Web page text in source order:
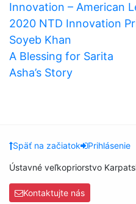
Innovation – American
2020 NTD Innovation
Soyeb Khan
A Blessing for Sarita
Asha’s Story
Späť na začiatok Prihlásenie
Ústavné veľkopriorstvo
Kontaktujte nás